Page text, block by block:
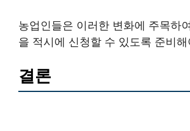
농업인들은 이러한 변화에 주목하
을 적시에 신청할 수 있도록 준비
결론